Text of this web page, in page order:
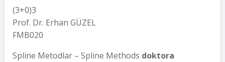
(3+0)3
Prof. Dr. Erhan GÜZEL
FMB020
Spline Metodlar – Spline Methods doktora